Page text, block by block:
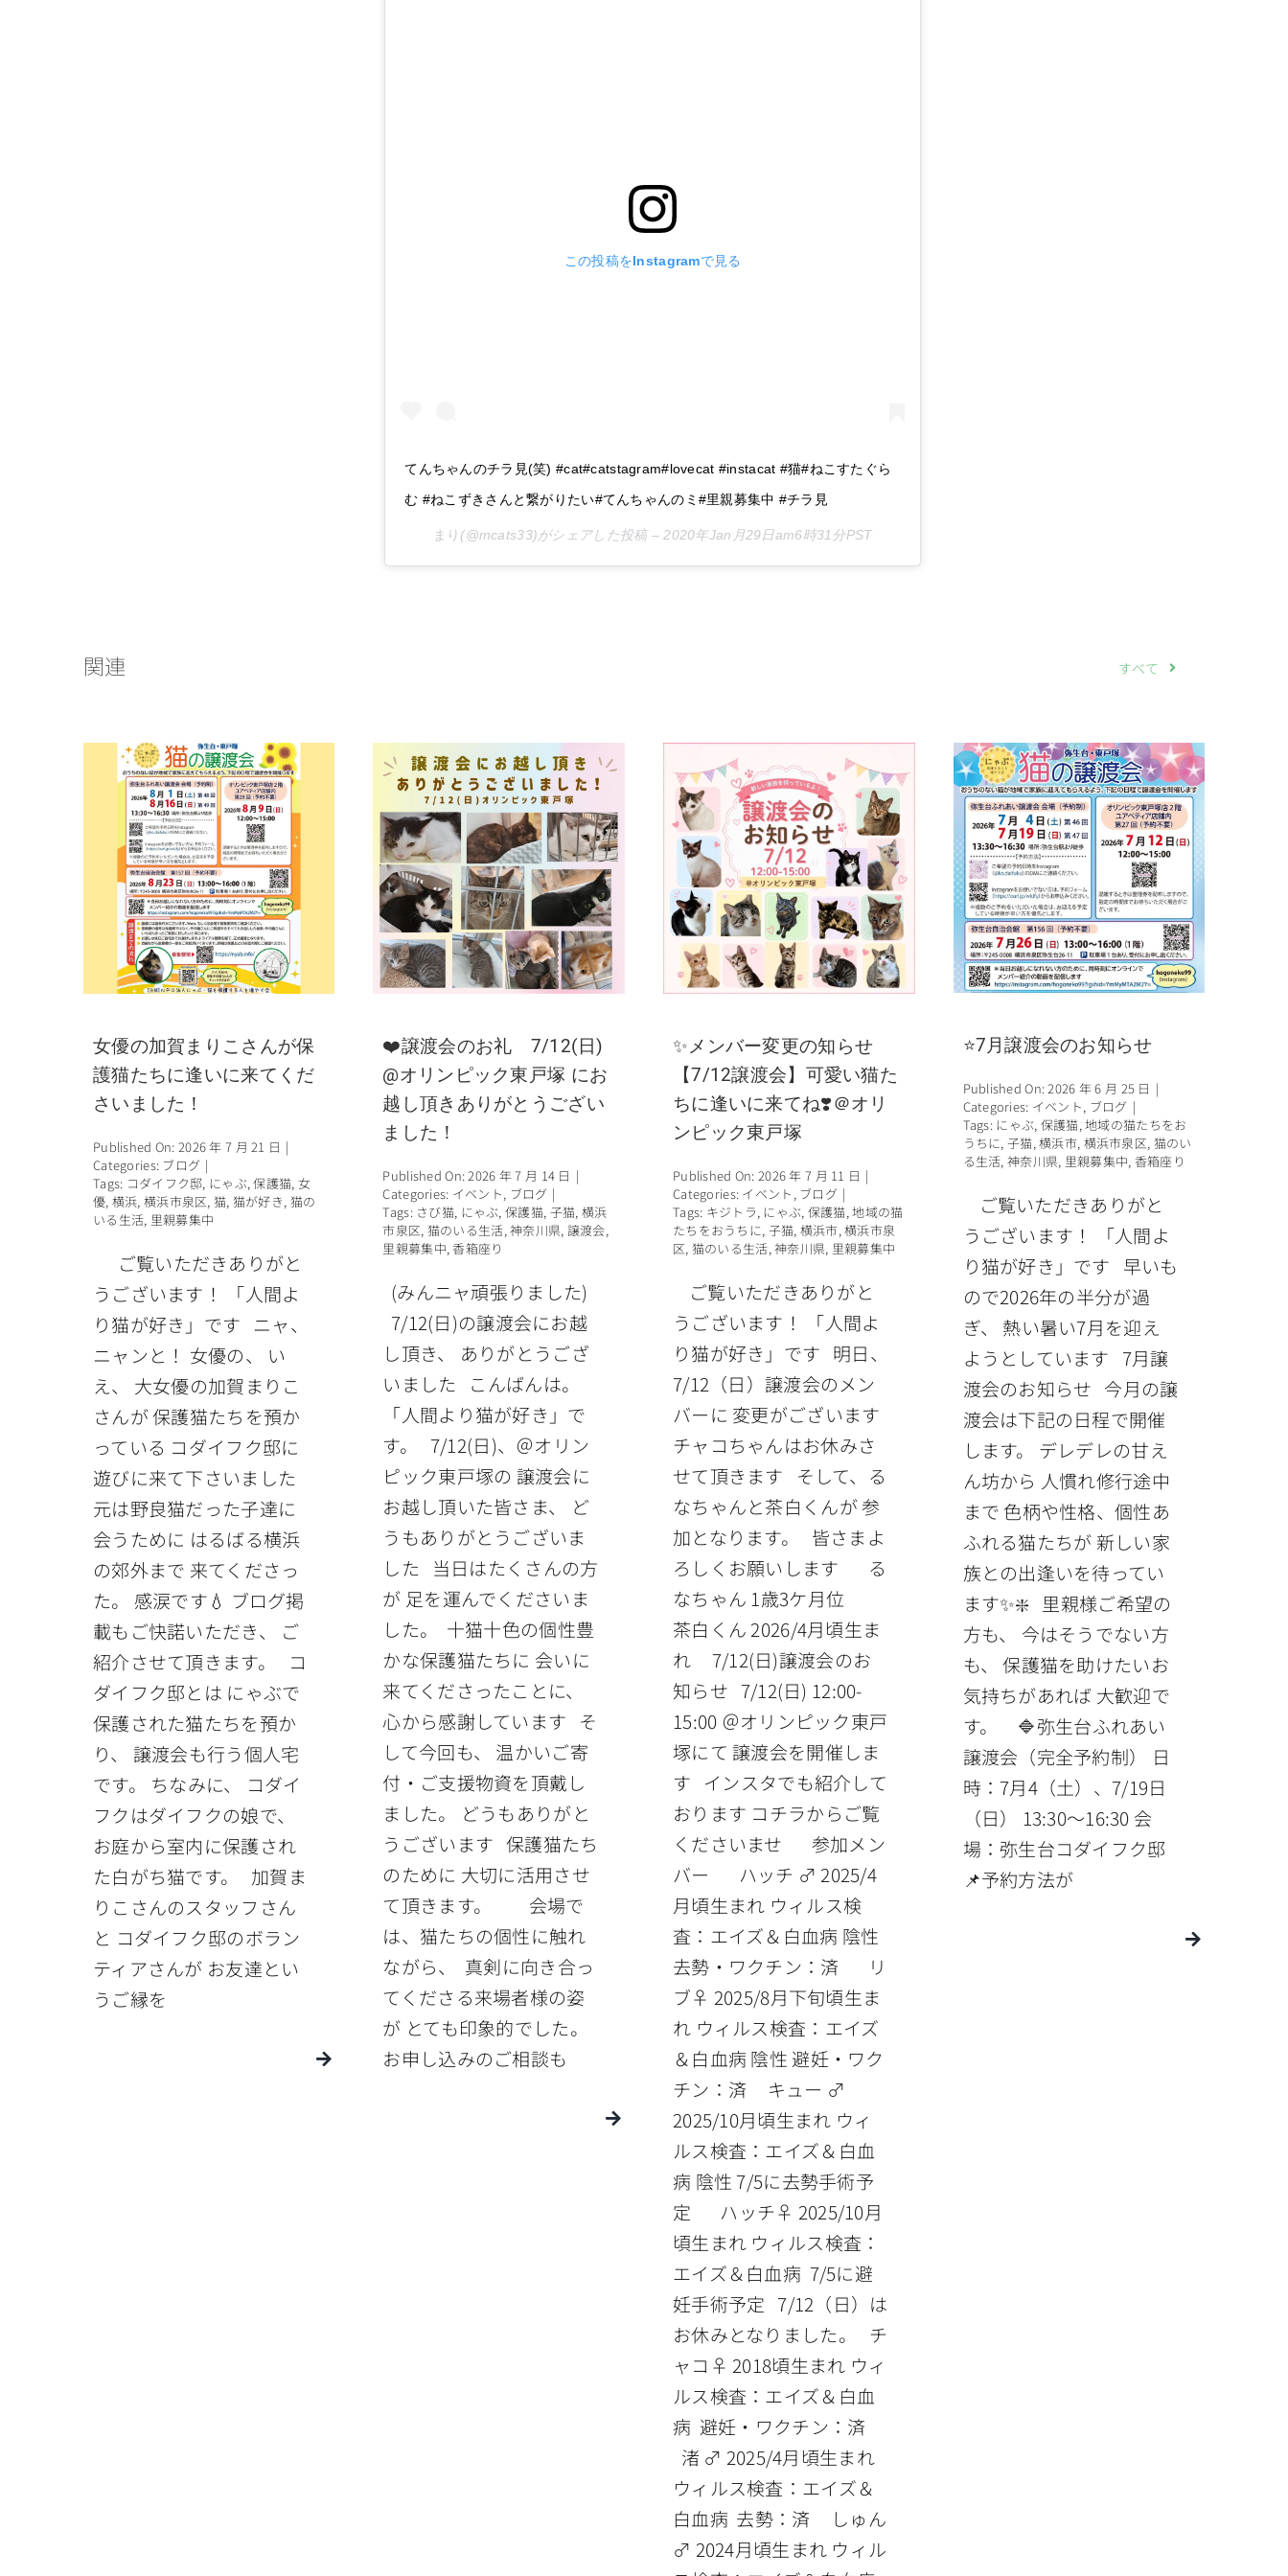
この投稿をInstagramで見る
てんちゃんのチラ見(笑) #cat#catstagram#lovecat #instacat #猫#ねこすたぐら
む #ねこずきさんと繋がりたい#てんちゃんのミ#里親募集中 #チラ見
まり (@mcats33)がシェアした投稿 –2020年Jan月29日am6時31分PST
関連 すべて
女優の加賀まりこさんが保
護猫たちに逢いに来てくだ
さいました！
Published On: 2026 年 7 月 21 日 |
Categories: ブログ |
Tags: コダイフク邸, にゃぶ,保護猫, 女
優, 横浜, 横浜市泉区, 猫, 猫が好き, 猫の
いる生活, 里親募集中
ご覧いただきありがと
うございます！ 「人間よ
り猫が好き」です ニャ、
ニャンと！ 女優の、 い
え、 大女優の加賀まりこ
さんが 保護猫たちを預か
っている コダイフク邸に
遊びに来て下さいました
元は野良猫だった子達に
会うために はるばる横浜
の郊外まで 来てくださっ
た。 感涙です💧 ブログ掲
載もご快諾いただき、 ご
紹介させて頂きます。 コ
ダイフク邸とは にゃぶで
保護された猫たちを預か
り、 譲渡会も行う個人宅
です。 ちなみに、 コダイ
フクはダイフクの娘で、
お庭から室内に保護され
た白がち猫です。 加賀ま
りこさんのスタッフさん
と コダイフク邸のボラン
ティアさんが お友達とい
うご縁を
❤️譲渡会のお礼 7/12(日)
@オリンピック東戸塚 にお
越し頂きありがとうござい
ました！
Published On: 2026 年 7 月 14 日 |
Categories: イベント, ブログ |
Tags: さび猫, にゃぶ,保護猫, 子猫, 横浜
市泉区, 猫のいる生活,神奈川県, 譲渡会,
里親募集中,香箱座り
(みんニャ頑張りました)
7/12(日)の譲渡会にお越
し頂き、 ありがとうござ
いました こんばんは。
「人間より猫が好き」で
す。 7/12(日)、＠オリン
ピック東戸塚の 譲渡会に
お越し頂いた皆さま、 ど
うもありがとうございま
した 当日はたくさんの方
が 足を運んでくださいま
した。 十猫十色の個性豊
かな保護猫たちに 会いに
来てくださったことに、
心から感謝しています そ
して今回も、 温かいご寄
付・ご支援物資を頂戴し
ました。 どうもありがと
うございます 保護猫たち
のために 大切に活用させ
て頂きます。 会場で
は、猫たちの個性に触れ
ながら、 真剣に向き合っ
てくださる来場者様の姿
が とても印象的でした。
お申し込みのご相談も
✨メンバー変更の知らせ
【7/12譲渡会】可愛い猫た
ちに逢いに来てね❣️＠オリ
ンピック東戸塚
Published On: 2026 年 7 月 11 日 |
Categories: イベント , ブログ |
Tags: キジトラ, にゃぶ, 保護猫,地域の猫
たちをおうちに, 子猫, 横浜市,横浜市泉
区, 猫のいる生活,神奈川県, 里親募集中
ご覧いただきありがと
うございます！ 「人間よ
り猫が好き」です 明日、
7/12（日）譲渡会のメン
バーに 変更がございます
チャコちゃんはお休みさ
せて頂きます そして、る
なちゃんと茶白くんが 参
加となります。 皆さまよ
ろしくお願いします る
なちゃん 1歳3ケ月位
茶白くん 2026/4月頃生ま
れ 7/12(日)譲渡会のお
知らせ 7/12(日) 12:00-
15:00 ＠オリンピック東戸
塚にて 譲渡会を開催しま
す インスタでも紹介して
おります コチラからご覧
くださいませ 参加メン
バー ハッチ ♂ 2025/4
月頃生まれ ウィルス検
査：エイズ＆白血病 陰性
去勢・ワクチン：済 リ
ブ♀ 2025/8月下旬頃生ま
れ ウィルス検査：エイズ
＆白血病 陰性 避妊・ワク
チン：済 キュー ♂
2025/10月頃生まれ ウィ
ルス検査：エイズ＆白血
病 陰性 7/5に去勢手術予
定 ハッチ♀ 2025/10月
頃生まれ ウィルス検査：
エイズ＆白血病 7/5に避
妊手術予定 7/12（日）は
お休みとなりました。 チ
ャコ♀ 2018頃生まれ ウィ
ルス検査：エイズ＆白血
病 避妊・ワクチン：済
渚 ♂ 2025/4月頃生まれ
ウィルス検査：エイズ＆
白血病 去勢：済 しゅん
♂ 2024月頃生まれ ウィル
⭐7月譲渡会のお知らせ
Published On: 2026 年 6 月 25 日 |
Categories: イベント, ブログ |
Tags: にゃぶ, 保護猫,地域の猫たちをお
うちに, 子猫,横浜市, 横浜市泉区, 猫のい
る生活, 神奈川県, 里親募集中, 香箱座り
ご覧いただきありがと
うございます！ 「人間よ
り猫が好き」です 早いも
ので2026年の半分が過
ぎ、 熱い暑い7月を迎え
ようとしています 7月譲
渡会のお知らせ 今月の譲
渡会は下記の日程で開催
します。 デレデレの甘え
ん坊から 人慣れ修行途中
まで 色柄や性格、個性あ
ふれる猫たちが 新しい家
族との出逢いを待ってい
ます✨❇️ 里親様ご希望の
方も、 今はそうでない方
も、 保護猫を助けたいお
気持ちがあれば 大歓迎で
す。 🔷弥生台ふれあい
譲渡会（完全予約制） 日
時：7月4（土）、7/19日
（日） 13:30〜16:30 会
場：弥生台コダイフク邸
📌予約方法が